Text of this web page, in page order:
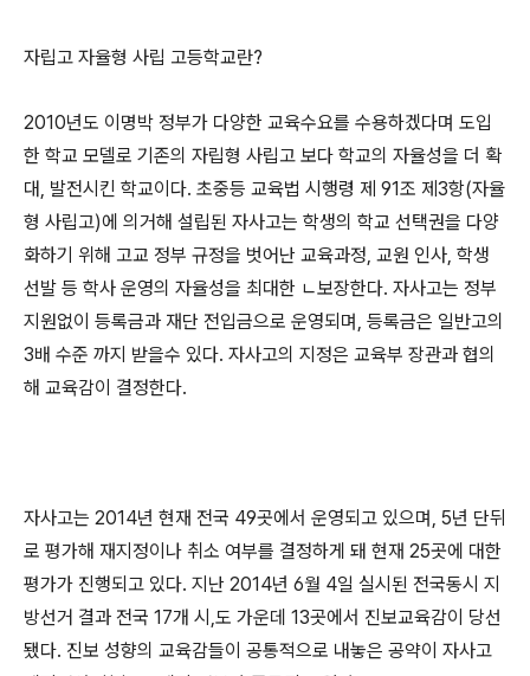
자립고 자율형 사립 고등학교란?
2010년도 이명박 정부가 다양한 교육수요를 수용하겠다며 도입
한 학교 모델로 기존의 자립형 사립고 보다 학교의 자율성을 더 확
대, 발전시킨 학교이다. 초중등 교육법 시행령 제 91조 제3항(자율
형 사립고)에 의거해 설립된 자사고는 학생의 학교 선택권을 다양
화하기 위해 고교 정부 규정을 벗어난 교육과정, 교원 인사, 학생
선발 등 학사 운영의 자율성을 최대한 ㄴ보장한다. 자사고는 정부
지원없이 등록금과 재단 전입금으로 운영되며, 등록금은 일반고의
3배 수준 까지 받을수 있다. 자사고의 지정은 교육부 장관과 협의
해 교육감이 결정한다.
자사고는 2014년 현재 전국 49곳에서 운영되고 있으며, 5년 단뒤
로 평가해 재지정이나 취소 여부를 결정하게 돼 현재 25곳에 대한
평가가 진행되고 있다. 지난 2014년 6월 4일 실시된 전국동시 지
방선거 결과 전국 17개 시,도 가운데 13곳에서 진보교육감이 당선
됐다. 진보 성향의 교육감들이 공통적으로 내놓은 공약이 자사고